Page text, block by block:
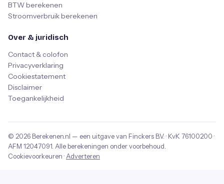
BTW berekenen
Stroomverbruik berekenen
Over & juridisch
Contact & colofon
Privacyverklaring
Cookiestatement
Disclaimer
Toegankelijkheid
© 2026 Berekenen.nl — een uitgave van Finckers B.V. · KvK 76100200 ·
AFM 12047091 . Alle berekeningen onder voorbehoud.
Cookievoorkeuren · Adverteren